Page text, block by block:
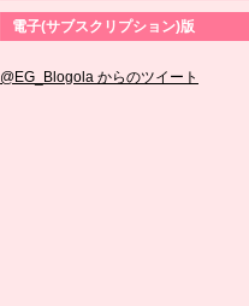
電子(サブスクリプション)版
@EG_Blogola からのツイート